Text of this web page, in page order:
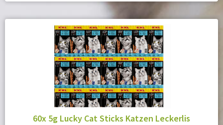
60x 5g Lucky Cat Sticks Katzen Leckerlis